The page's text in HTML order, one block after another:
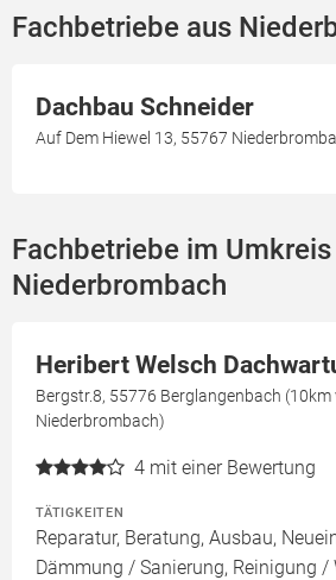
Fachbetriebe aus
Dachbau Schneider
Auf Dem Hiewel 13, 55767
Fachbetriebe im
Niederbrombach
Heribert Welsch
Bergstr.8, 55776 Berglangenbach (10km
Niederbrombach)
4 mit einer Bewertung
TÄTIGKEITEN
Reparatur, Beratung, Ausbau,
Dämmung / Sanierung, Reinigung /